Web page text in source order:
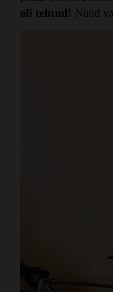
oli tehtud! Nüüd